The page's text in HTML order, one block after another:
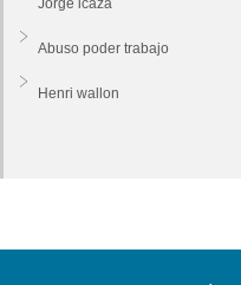
Jorge icaza
Abuso poder trabajo
Henri wallon